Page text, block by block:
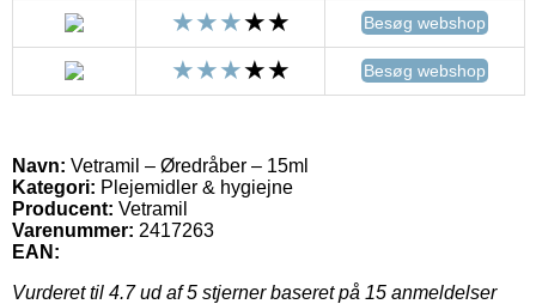
Besøg webshop
Besøg webshop
Navn: Vetramil – Øredråber – 15ml
Kategori: Plejemidler & hygiejne
Producent: Vetramil
Varenummer: 2417263
EAN:
Vurderet til 4.7ud af 5 stjerner baseret på 15 anmeldelser